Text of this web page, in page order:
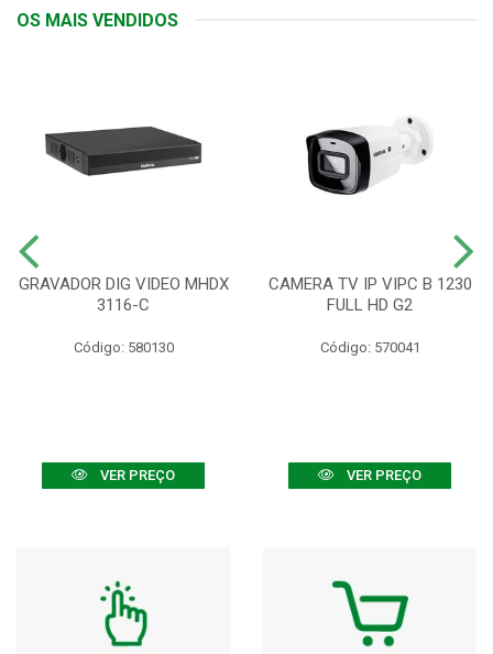
OS MAIS VENDIDOS
GRAVADOR DIG VIDEO MHDX
3116-C
Código: 580130
VER PREÇO
CAMERA TV IP VIPC B 1230
FULL HD G2
Código: 570041
VER PREÇO